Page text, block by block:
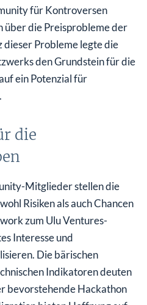
für Kontroversen
über die Preisprobleme der
Probleme legte die
den Grundstein für die
ein Potenzial für
die
Mitglieder stellen die
Risiken als auch Chancen
zum Ulu Ventures-
Interesse und
Die bärischen
Indikatoren deuten
bevorstehende Hackathon